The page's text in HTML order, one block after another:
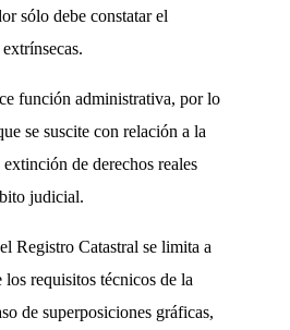
sólo debe constatar el
función administrativa, por lo
se suscite con relación a la
de derechos reales
judicial.
Registro Catastral se limita a
requisitos técnicos de la
de superposiciones gráficas,